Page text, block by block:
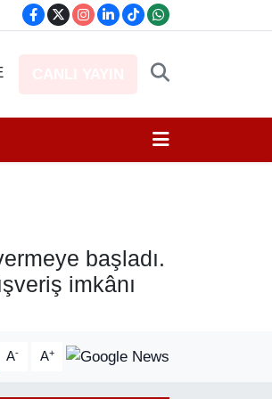
başladı.
imkânı
A- A+